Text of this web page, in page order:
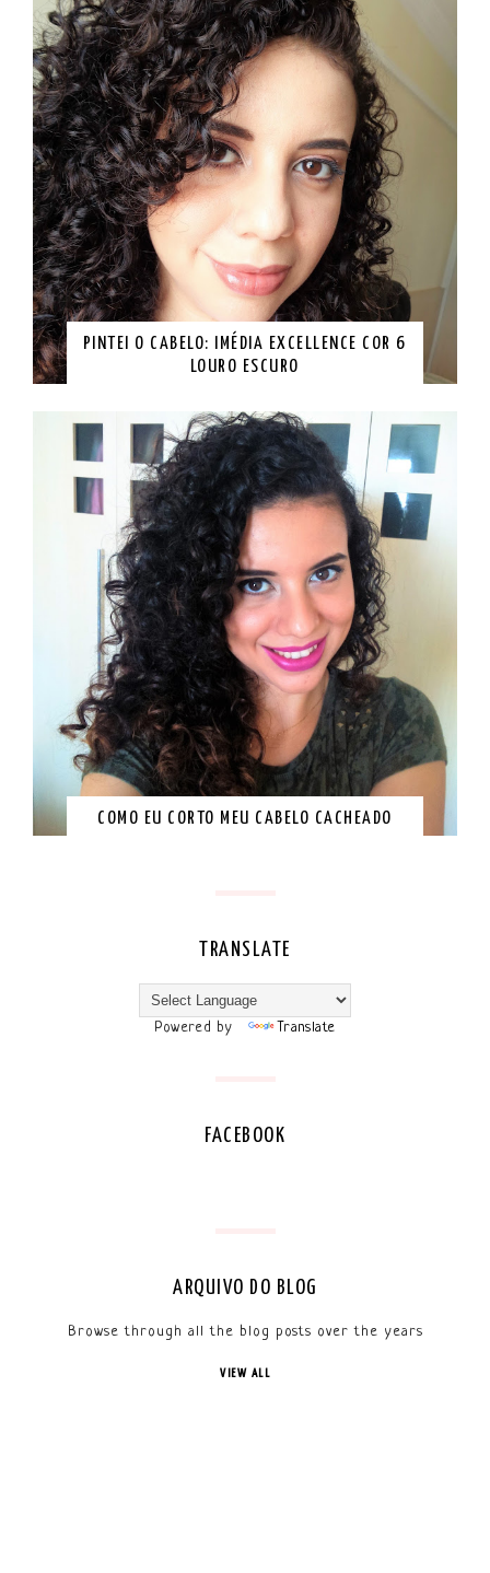
PINTEI O CABELO: IMÉDIA EXCELLENCE COR 6
LOURO ESCURO
COMO EU CORTO MEU CABELO CACHEADO
TRANSLATE
Powered by Translate
FACEBOOK
ARQUIVO DO BLOG
Browse through all the blog posts over the years
VIEW ALL